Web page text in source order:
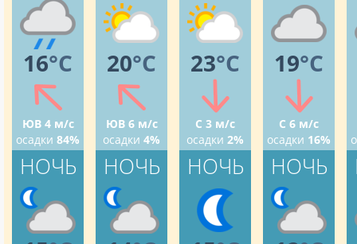
16°C
ЮВ 4 м/с
осадки 84%
НОЧЬ
20°C
ЮВ 6 м/с
осадки 4%
НОЧЬ
23°C
С 3 м/с
осадки 2%
НОЧЬ
19°C
С 6 м/с
осадки 16%
НОЧЬ